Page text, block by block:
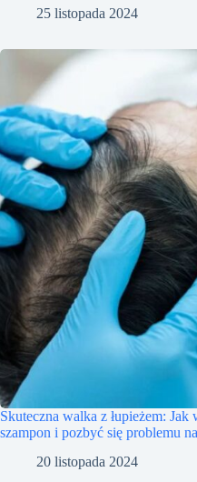
25 listopada 2024
Skuteczna walka z łupieżem:
szampon i pozbyć się problemu
20 listopada 2024